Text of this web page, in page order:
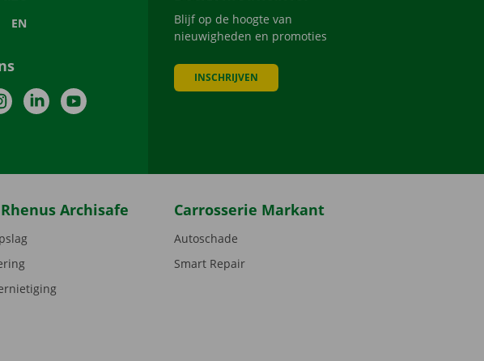
EN
InstagramLinkedInYouTube
Blijf op de hoogte van
nieuwigheden en promoties
INSCHRIJVEN
Archisafe Carrosserie Markant
Autoschade
Smart Repair